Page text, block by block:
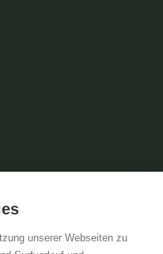
unserer Webseiten zu